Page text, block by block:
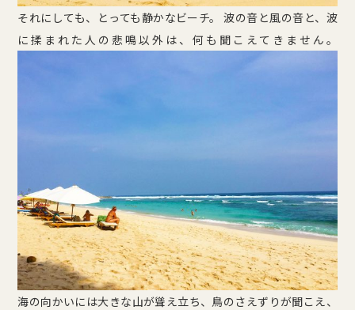
それにしても、とっても静かなビーチ。 波の音と風の音と、波
に揉まれた人の悲鳴以外は、何も聞こえてきません。
海の向かいには大きな山が聳え立ち、鳥のさえずりが聞こえ、